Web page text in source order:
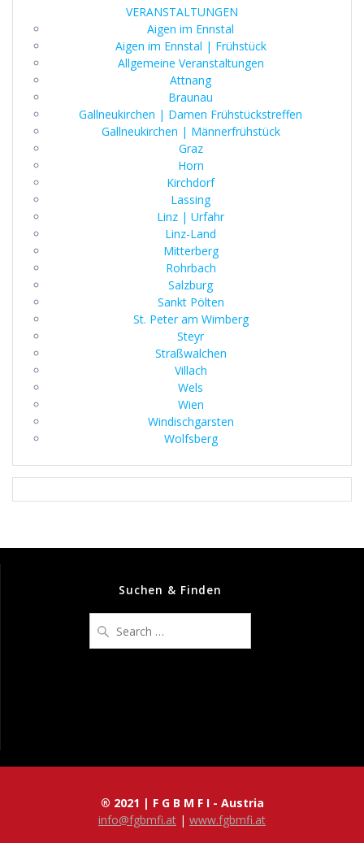
VERANSTALTUNGEN
Aigen im Ennstal
Aigen im Ennstal | Frühstück
Allgemeine Veranstaltungen
Attnang
Braunau
Gallneukirchen | Damen Frühstückstreffen
Gallneukirchen | Männerfrühstück
Graz
Horn
Kirchdorf
Lassing
Linz | Urfahr
Linz-Land
Mitterberg
Rohrbach
Salzburg
Sankt Pölten
St. Peter am Wimberg
Steyr
Straßwalchen
Villach
Wels
Wien
Windischgarsten
Wolfsberg
Suchen & Finden
for:
® 2021 | F G B M F I - Austria
info@fgbmfi.at | www.fgbmfi.at